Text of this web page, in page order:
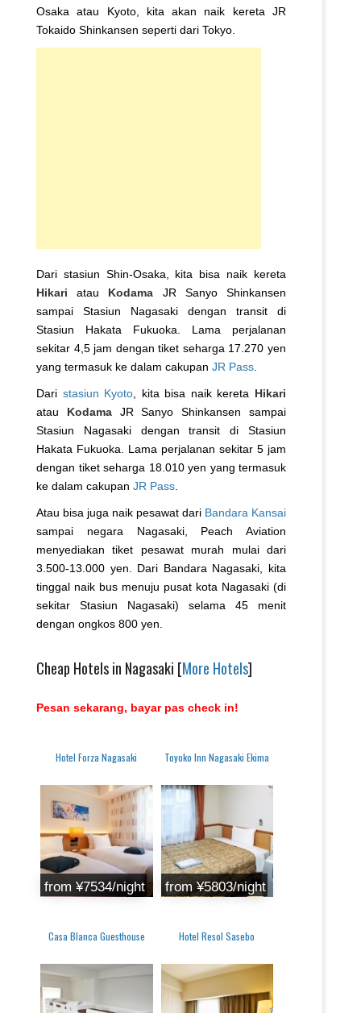
Osaka atau Kyoto, kita akan naik kereta JR
Tokaido Shinkansen seperti dari Tokyo.
Dari stasiun Shin-Osaka, kita bisa naik kereta
Hikari atau Kodama JR Sanyo Shinkansen
sampai Stasiun Nagasaki dengan transit di
Stasiun Hakata Fukuoka. Lama perjalanan
sekitar 4,5 jam dengan tiket seharga 17.270 yen
yang termasuk ke dalam cakupan JR Pass
Dari stasiun Kyoto , kita bisa naik kereta Hikari
atau KodamaJR Sanyo Shinkansen sampai
Stasiun Nagasaki dengan transit di Stasiun
Hakata Fukuoka. Lama perjalanan sekitar 5 jam
dengan tiket seharga 18.010 yen yang termasuk
ke dalam cakupan JR Pass
Atau bisa juga naik pesawat dari Bandara Kansai
sampai negara Nagasaki, Peach Aviation
menyediakan tiket pesawat murah mulai dari
3.500-13.000 yen. Dari Bandara Nagasaki, kita
tinggal naik bus menuju pusat kota Nagasaki (di
sekitar Stasiun Nagasaki) selama 45 menit
dengan ongkos 800 yen.
Cheap Hotels in Nagasaki [More Hotels]
Pesan sekarang, bayar pas check in!
Hotel Forza Nagasaki
from ¥7534/night
Toyoko Inn Nagasaki Ekima
from ¥5803/night
Casa Blanca Guesthouse Hotel Resol Sasebo